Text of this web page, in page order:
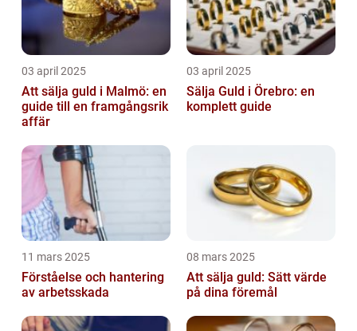
03 april 2025
Att sälja guld i Malmö: en
guide till en framgångsrik
affär
03 april 2025
Sälja Guld i Örebro: en
komplett guide
11 mars 2025
Förståelse och hantering
av arbetsskada
08 mars 2025
Att sälja guld: Sätt värde
på dina föremål